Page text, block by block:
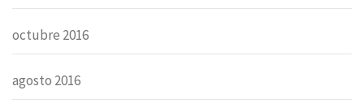
octubre 2016
agosto 2016